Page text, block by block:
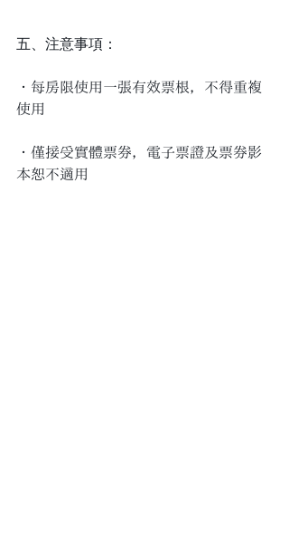
五、注意事項：
・每房限使用一張有效票根，不得重複
使用
・僅接受實體票券，電子票證及票券影
本恕不適用